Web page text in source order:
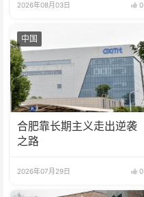
2026年08月03日 0
中国
合肥靠长期主义走出逆袭
之路
2026年07月29日 0